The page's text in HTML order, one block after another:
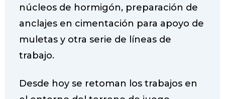
núcleos de hormigón, preparación de
anclajes en cimentación para apoyo de
muletas y otra serie de líneas de
trabajo.
Desde hoy se retoman los trabajos en